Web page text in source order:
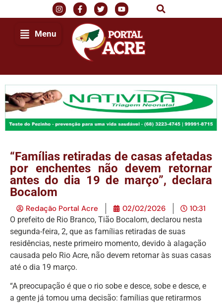
Menu
“Famílias retiradas de casas afetadas
por enchentes não devem retornar
antes do dia 19 de março”, declara
Bocalom
Redação Portal Acre 02/02/2026 10:31
O prefeito de Rio Branco, Tião Bocalom, declarou nesta
segunda-feira, 2, que as famílias retiradas de suas
residências, neste primeiro momento, devido à alagação
causada pelo Rio Acre, não devem retornar às suas casas
até o dia 19 março.
“A preocupação é que o rio sobe e desce, sobe e desce, e
a gente já tomou uma decisão: famílias que retirarmos